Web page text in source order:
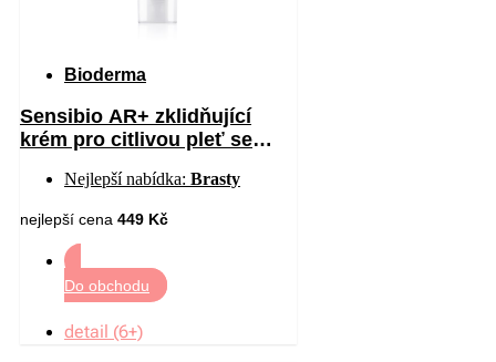
Bioderma
Sensibio AR+ zklidňující
krém pro citlivou pleť se
Nejlepší nabídka: Brasty
nejlepší cena 449 Kč
Do obchodu
detail (6+)